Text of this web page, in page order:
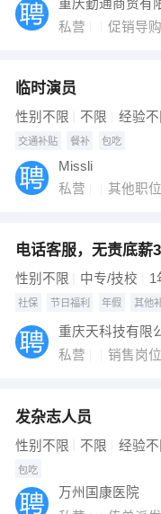
重庆勤通商贸有
私营
促销导购
临时演员
性别不限 不限 经验不
交通补贴 餐补 包吃
Missli
私营
其他职位
性别不限 中专/技校 1
社保 节日福利 年假 其他
重庆天科技有限
私营
销售岗位
发杂志人员
性别不限 不限 经验不
包吃
万州国康医院